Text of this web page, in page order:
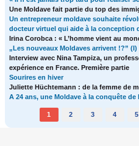
Une Moldave fait partie du top des
Un entrepreneur moldave souhaite
docteur virtuel qui aide à la conception
Irina Corobca : « L’homme vient au
„Les nouveaux Moldaves arrivent !?” (I)
Interview avec Nina Tampiza, un
expérience en France. Première partie
Sourires en hiver
Juliette Hüchtemann : de la femme de
A 24 ans, une Moldave à la conquête de
1 2 3 4 5